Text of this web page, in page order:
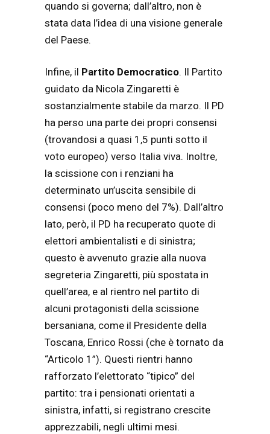
quando si governa; dall’altro, non è
stata data l’idea di una visione generale
del Paese.
Infine, il Partito Democratico. Il Partito
guidato da Nicola Zingaretti è
sostanzialmente stabile da marzo. Il PD
ha perso una parte dei propri consensi
(trovandosi a quasi 1,5 punti sotto il
voto europeo) verso Italia viva. Inoltre,
la scissione con i renziani ha
determinato un’uscita sensibile di
consensi (poco meno del 7%). Dall’altro
lato, però, il PD ha recuperato quote di
elettori ambientalisti e di sinistra;
questo è avvenuto grazie alla nuova
segreteria Zingaretti, più spostata in
quell’area, e al rientro nel partito di
alcuni protagonisti della scissione
bersaniana, come il Presidente della
Toscana, Enrico Rossi (che è tornato da
“Articolo 1”). Questi rientri hanno
rafforzato l’elettorato “tipico” del
partito: tra i pensionati orientati a
sinistra, infatti, si registrano crescite
apprezzabili, negli ultimi mesi.